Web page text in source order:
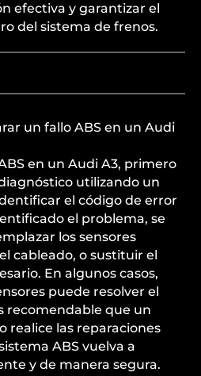
efectiva y garantizar el
del sistema de frenos.
un fallo ABS en un Audi
en un Audi A3, primero
utilizando un
el código de error
el problema, se
los sensores
cableado, o sustituir el
En algunos casos,
puede resolver el
recomendable que un
realice las reparaciones
ABS vuelva a
y de manera segura.